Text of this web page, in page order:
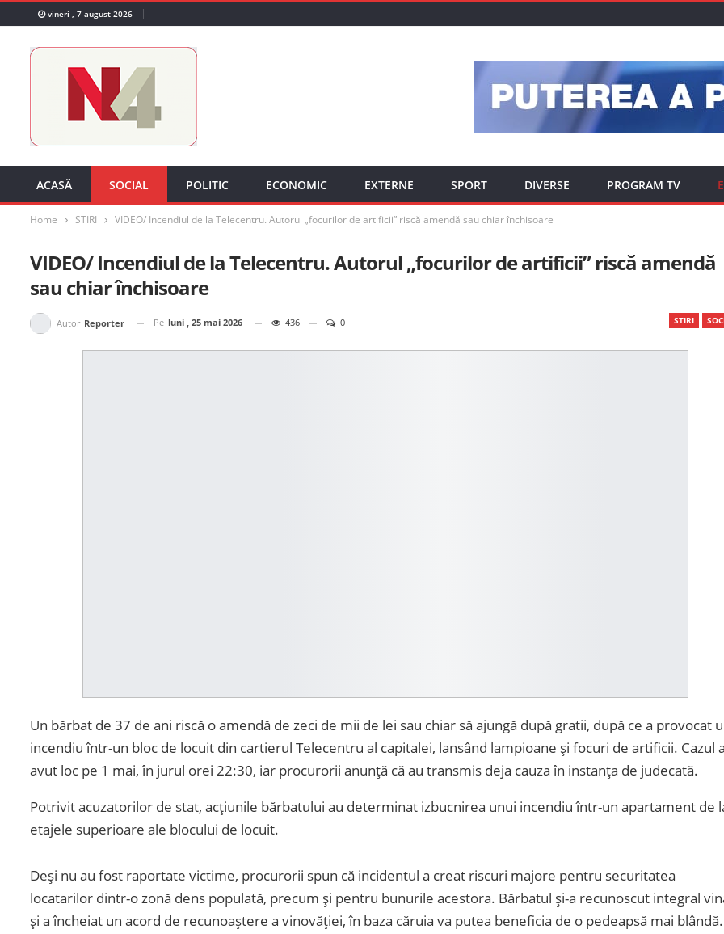
vineri , 7 august 2026
ACASĂ SOCIAL POLITIC ECONOMIC EXTERNE SPORT DIVERSE PROGRAM TV
Home STIRI VIDEO/ Incendiul de la Telecentru. Autorul „focurilor de artificii” riscă amendă sau chiar închisoare
VIDEO/ Incendiul de la Telecentru. Autorul „focurilor de artificii” riscă amendă
sau chiar închisoare
STIRI
Autor Reporter Pe luni , 25 mai 2026 436 0
Un bărbat de 37 de ani riscă o amendă de zeci de mii de lei sau chiar să ajungă după gratii, după ce a provocat
incendiu într-un bloc de locuit din cartierul Telecentru al capitalei, lansând lampioane și focuri de artificii. Cazul a
avut loc pe 1 mai, în jurul orei 22:30, iar procurorii anunță că au transmis deja cauza în instanța de judecată.
Potrivit acuzatorilor de stat, acțiunile bărbatului au determinat izbucnirea unui incendiu într-un apartament de
etajele superioare ale blocului de locuit.
Deși nu au fost raportate victime, procurorii spun că incidentul a creat riscuri majore pentru securitatea
locatarilor dintr-o zonă dens populată, precum și pentru bunurile acestora. Bărbatul și-a recunoscut integral
și a încheiat un acord de recunoaștere a vinovăției, în baza căruia va putea beneficia de o pedeapsă mai blândă.